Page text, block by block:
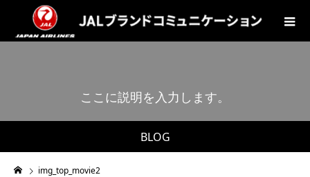
BLOG
こ こ に説明を 入 力 し ます。
img_top_movie2